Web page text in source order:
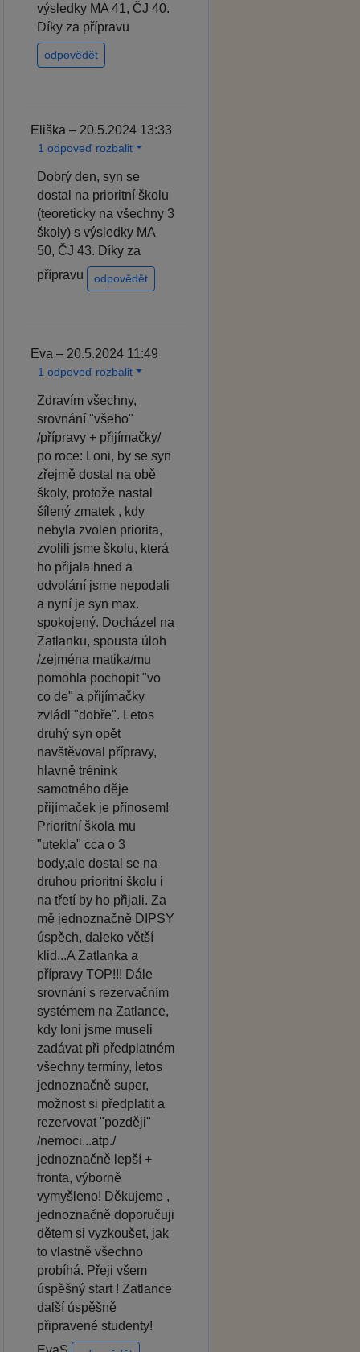
výsledky MA 41, ČJ 40.
Díky za přípravu
odpovědět
Eliška – 20.5.2024 13:33
1 odpoveď rozbalit
Dobrý den, syn se
dostal na prioritní školu
(teoreticky na všechny 3
školy) s výsledky MA
50, ČJ 43. Díky za
přípravu
odpovědět
Eva – 20.5.2024 11:49
1 odpoveď rozbalit
Zdravím všechny,
srovnání "všeho"
/přípravy + přijímačky/
po roce: Loni, by se syn
zřejmě dostal na obě
školy, protože nastal
šílený zmatek , kdy
nebyla zvolen priorita,
zvolili jsme školu, která
ho přijala hned a
odvolání jsme nepodali
a nyní je syn max.
spokojený. Docházel na
Zatlanku, spousta úloh
/zejména matika/mu
pomohla pochopit "vo
co de" a přijímačky
zvládl "dobře". Letos
druhý syn opět
navštěvoval přípravy,
hlavně trénink
samotného děje
přijímaček je přínosem!
Prioritní škola mu
"utekla" cca o 3
body,ale dostal se na
druhou prioritní školu i
na třetí by ho přijali. Za
mě jednoznačně DIPSY
úspěch, daleko větší
klid...A Zatlanka a
přípravy TOP!!! Dále
srovnání s rezervačním
systémem na Zatlance,
kdy loni jsme museli
zadávat při předplatném
všechny termíny, letos
jednoznačně super,
možnost si předplatit a
rezervovat "později"
/nemoci...atp./
jednoznačně lepší +
fronta, výborně
vymyšleno! Děkujeme ,
jednoznačně doporučuji
dětem si vyzkoušet, jak
to vlastně všechno
probíhá. Přeji všem
úspěšný start ! Zatlance
další úspěšně
připravené studenty!